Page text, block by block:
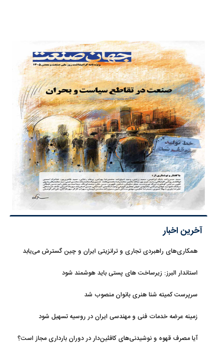
آخرین اخبار
همکاری‌های راهبردی تجاری و ترانزیتی ایران و چین گسترش می‌یابد
استاندار البرز: زیرساخت های پستی باید هوشمند شود
سرپرست کمیته شنا هنری بانوان منصوب شد
زمینه عرضه خدمات فنی و مهندسی ایران در روسیه تسهیل شود
آیا مصرف قهوه و نوشیدنی‌های کافئین‌دار در دوران بارداری مجاز است؟